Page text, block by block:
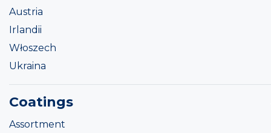
Austria
Irlandii
Włoszech
Ukraina
Coatings
Assortment